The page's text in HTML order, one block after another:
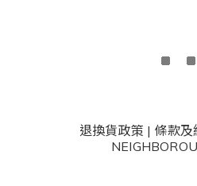
退換貨政策 | 條款